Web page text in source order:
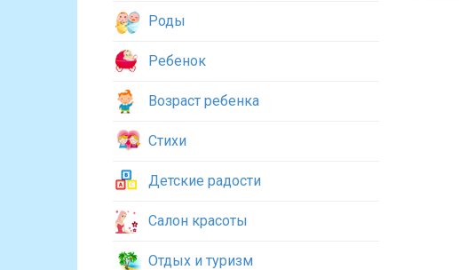
Роды
Ребенок
Возраст ребенка
Стихи
Детские радости
Салон красоты
Отдых и туризм